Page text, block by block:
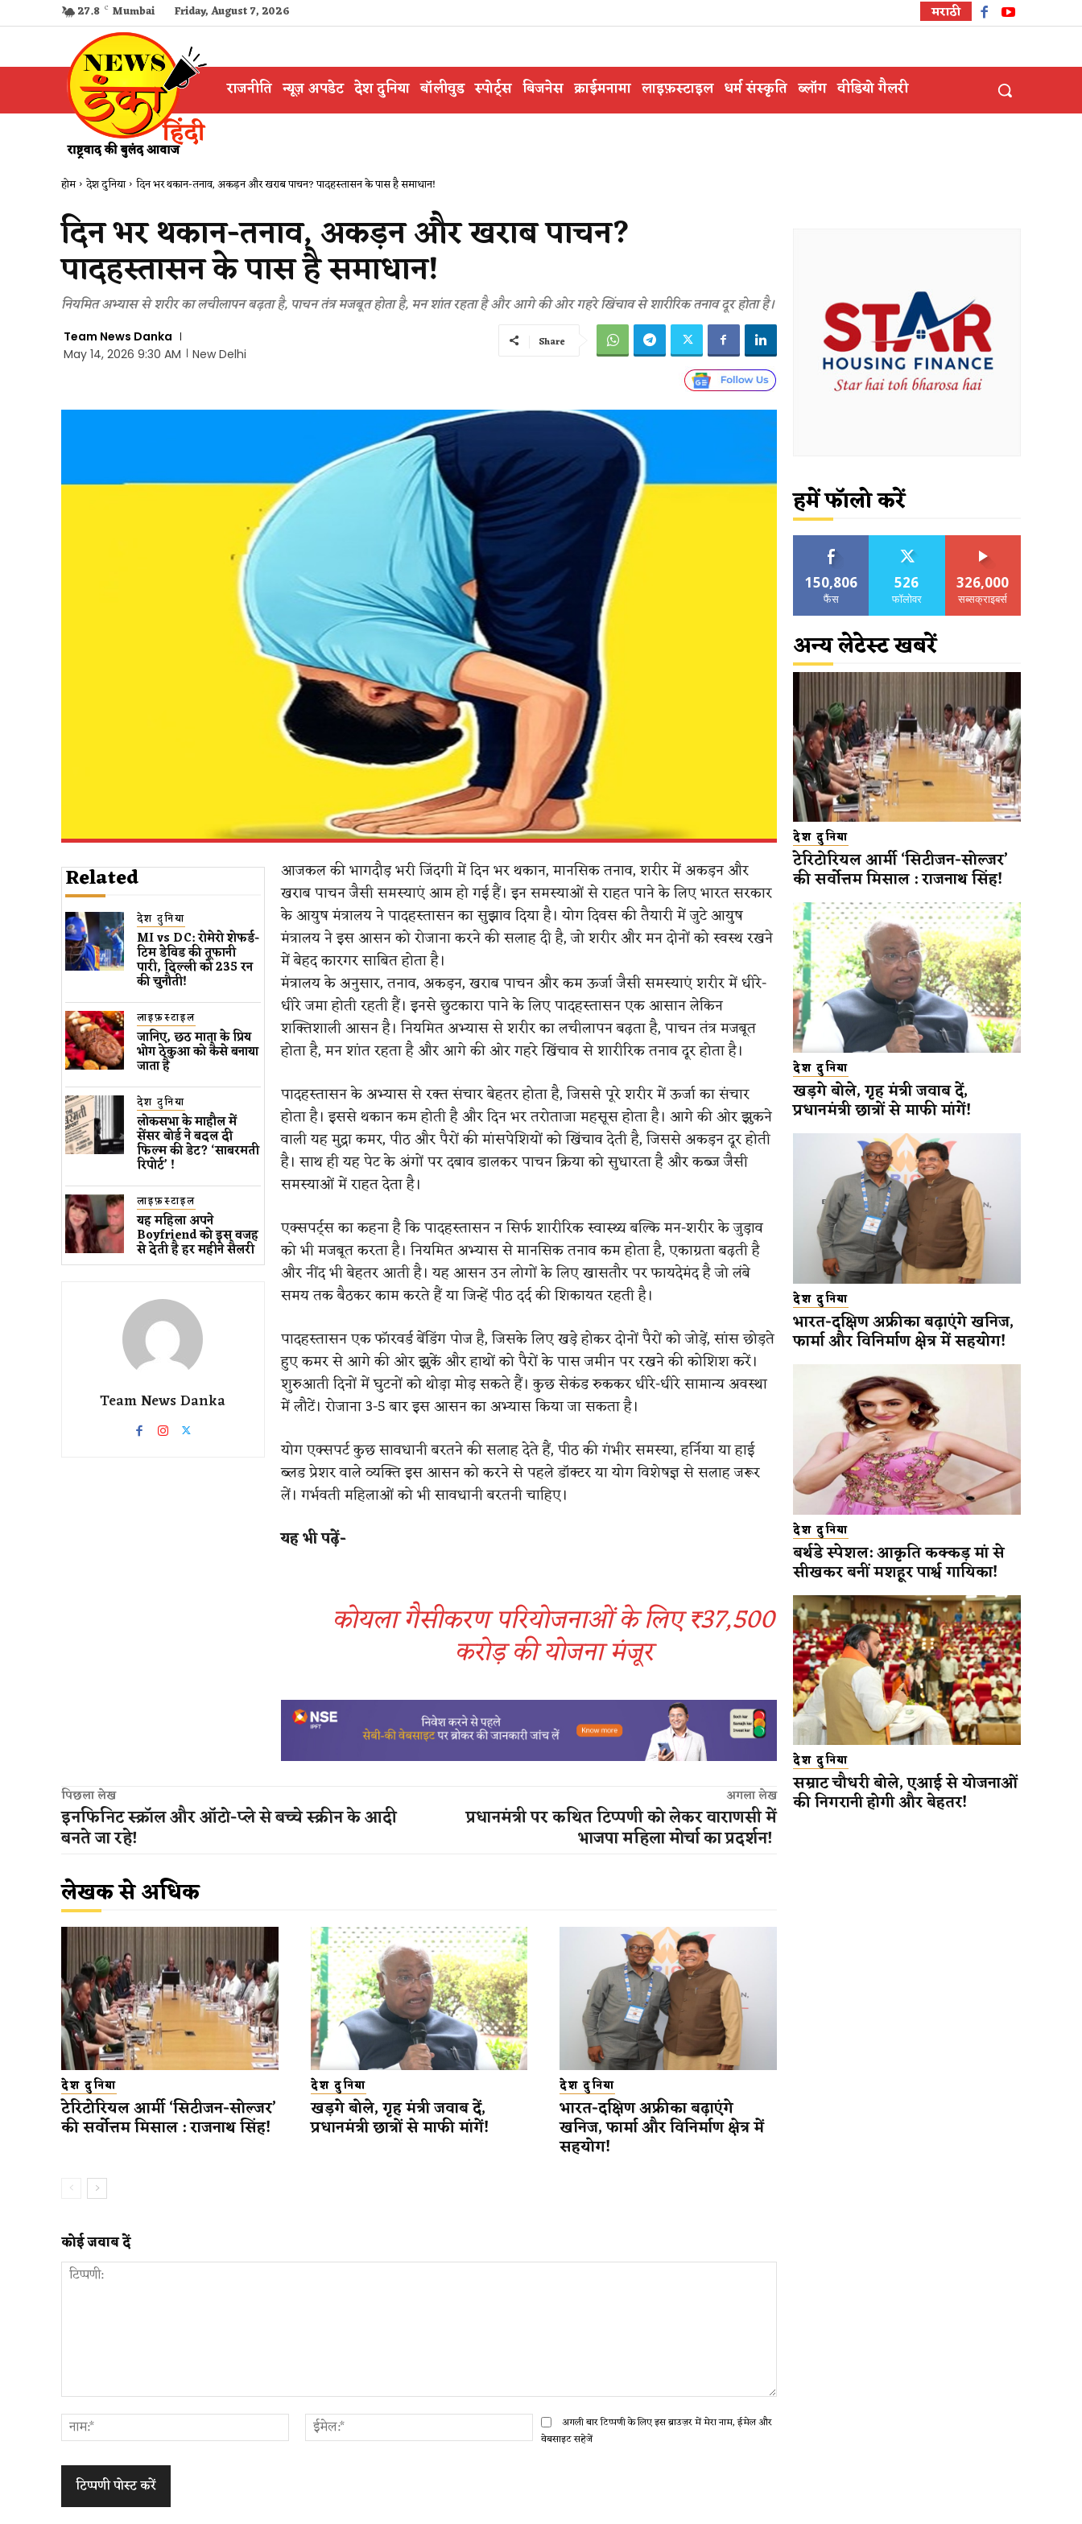
27.8 C Mumbai Friday, August 7, 2026 मराठी
राजनीति न्यूज़ अपडेट देश दुनिया बॉलीवुड स्पोर्ट्स बिजनेस क्राईमनामा लाइफ़स्टाइल धर्म संस्कृति ब्लॉग वीडियो गैलरी
होम देश दुनिया दिन भर थकान-तनाव, अकड़न और खराब पाचन? पादहस्तासन के पास है समाधान!
दिन भर थकान-तनाव, अकड़न और खराब पाचन?
पादहस्तासन के पास है समाधान!
नियमित अभ्यास से शरीर का लचीलापन बढ़ता है, पाचन तंत्र मजबूत होता है, मन शांत रहता है और आगे की ओर गहरे खिंचाव से शारीरिक तनाव दूर होता है।
Team News Danka
May 14, 2026 9:30 AM
New Delhi
Share
Related
देश दुनिया
MI vs DC: रोमेरो शेफर्ड-
टिम डेविड की तूफानी
पारी, दिल्ली को 235 रन
की चुनौती!
लाइफ़स्टाइल
जानिए, छठ माता के प्रिय
भोग ठेकुआ को कैसे बनाया
जाता है
देश दुनिया
लोकसभा के माहौल में
सेंसर बोर्ड ने बदल दी
फिल्म की डेट? ‘साबरमती
रिपोर्ट’ !
लाइफ़स्टाइल
यह महिला अपने
Boyfriend को इस वजह
से देती है हर महीने सैलरी
Team News Danka
आजकल की भागदौड़ भरी जिंदगी में दिन भर थकान, मानसिक तनाव, शरीर में अकड़न और
खराब पाचन जैसी समस्याएं आम हो गई हैं। इन समस्याओं से राहत पाने के लिए भारत सरकार
के आयुष मंत्रालय ने पादहस्तासन का सुझाव दिया है। योग दिवस की तैयारी में जुटे आयुष
मंत्रालय ने इस आसन को रोजाना करने की सलाह दी है, जो शरीर और मन दोनों को स्वस्थ रखने
में बेहद कारगर साबित होता है।
मंत्रालय के अनुसार, तनाव, अकड़न, खराब पाचन और कम ऊर्जा जैसी समस्याएं शरीर में धीरे-
धीरे जमा होती रहती हैं। इनसे छुटकारा पाने के लिए पादहस्तासन एक आसान लेकिन
शक्तिशाली आसन है। नियमित अभ्यास से शरीर का लचीलापन बढ़ता है, पाचन तंत्र मजबूत
होता है, मन शांत रहता है और आगे की ओर गहरे खिंचाव से शारीरिक तनाव दूर होता है।
पादहस्तासन के अभ्यास से रक्त संचार बेहतर होता है, जिससे पूरे शरीर में ऊर्जा का संचार
होता है। इससे थकान कम होती है और दिन भर तरोताजा महसूस होता है। आगे की ओर झुकने
वाली यह मुद्रा कमर, पीठ और पैरों की मांसपेशियों को खिंचाव देती है, जिससे अकड़न दूर होती
है। साथ ही यह पेट के अंगों पर दबाव डालकर पाचन क्रिया को सुधारता है और कब्ज जैसी
समस्याओं में राहत देता है।
एक्सपर्ट्स का कहना है कि पादहस्तासन न सिर्फ शारीरिक स्वास्थ्य बल्कि मन-शरीर के जुड़ाव
को भी मजबूत करता है। नियमित अभ्यास से मानसिक तनाव कम होता है, एकाग्रता बढ़ती है
और नींद भी बेहतर आती है। यह आसन उन लोगों के लिए खासतौर पर फायदेमंद है जो लंबे
समय तक बैठकर काम करते हैं या जिन्हें पीठ दर्द की शिकायत रहती है।
पादहस्तासन एक फॉरवर्ड बेंडिंग पोज है, जिसके लिए खड़े होकर दोनों पैरों को जोड़ें, सांस छोड़ते
हुए कमर से आगे की ओर झुकें और हाथों को पैरों के पास जमीन पर रखने की कोशिश करें।
शुरुआती दिनों में घुटनों को थोड़ा मोड़ सकते हैं। कुछ सेकंड रुककर धीरे-धीरे सामान्य अवस्था
में लौटें। रोजाना 3-5 बार इस आसन का अभ्यास किया जा सकता है।
योग एक्सपर्ट कुछ सावधानी बरतने की सलाह देते हैं, पीठ की गंभीर समस्या, हर्निया या हाई
ब्लड प्रेशर वाले व्यक्ति इस आसन को करने से पहले डॉक्टर या योग विशेषज्ञ से सलाह जरूर
लें। गर्भवती महिलाओं को भी सावधानी बरतनी चाहिए।
यह भी पढ़ें-
कोयला गैसीकरण परियोजनाओं के लिए ₹37,500
करोड़ की योजना मंजूर
पिछला लेख
इनफिनिट स्क्रॉल और ऑटो-प्ले से बच्चे स्क्रीन के आदी
बनते जा रहे!
अगला लेख
प्रधानमंत्री पर कथित टिप्पणी को लेकर वाराणसी में
भाजपा महिला मोर्चा का प्रदर्शन!
लेखक से अधिक
देश दुनिया
टेरिटोरियल आर्मी ‘सिटीजन-सोल्जर’
की सर्वोत्तम मिसाल : राजनाथ सिंह!
देश दुनिया
खड़गे बोले, गृह मंत्री जवाब दें,
प्रधानमंत्री छात्रों से माफी मांगें!
देश दुनिया
भारत-दक्षिण अफ्रीका बढ़ाएंगे
खनिज, फार्मा और विनिर्माण क्षेत्र में
सहयोग!
कोई जवाब दें
नाम:*
ईमेल:*अगली बार टिप्पणी के लिए इस ब्राउज़र में मेरा नाम, ईमेल और
वेबसाइट सहेजें
हमें फॉलो करें
150,806
फैंस
526
फॉलोवर
326,000
सब्सक्राइबर्स
अन्य लेटेस्ट खबरें
देश दुनिया
टेरिटोरियल आर्मी ‘सिटीजन-सोल्जर’
की सर्वोत्तम मिसाल : राजनाथ सिंह!
देश दुनिया
खड़गे बोले, गृह मंत्री जवाब दें,
प्रधानमंत्री छात्रों से माफी मांगें!
देश दुनिया
भारत-दक्षिण अफ्रीका बढ़ाएंगे खनिज,
फार्मा और विनिर्माण क्षेत्र में सहयोग!
देश दुनिया
बर्थडे स्पेशल: आकृति कक्कड़ मां से
सीखकर बनीं मशहूर पार्श्व गायिका!
देश दुनिया
सम्राट चौधरी बोले, एआई से योजनाओं
की निगरानी होगी और बेहतर!